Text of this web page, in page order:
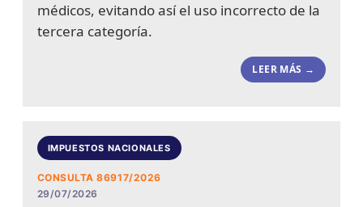
médicos, evitando así el uso incorrecto de la
tercera categoría.
LEER MÁS →
IMPUESTOS NACIONALES
CONSULTA 86917/2026
29/07/2026